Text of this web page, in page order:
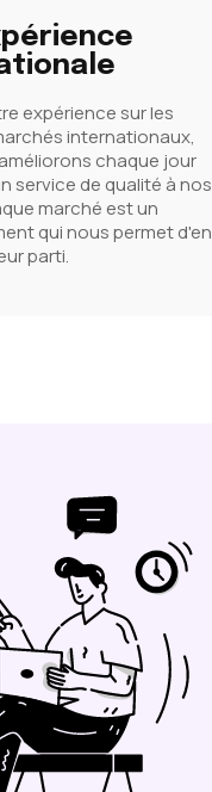
expérience sur les
internationaux,
chaque jour
service de qualité à nos
marché est un
qui nous permet d'en
parti.